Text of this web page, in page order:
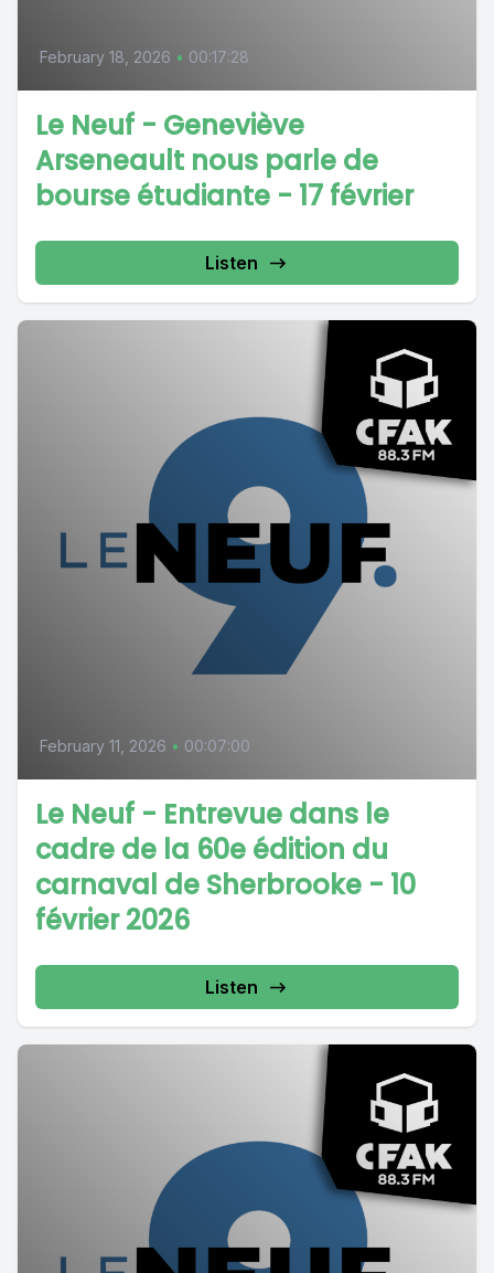
February 18, 2026 • 00:17:28
Le Neuf - Geneviève
Arseneault nous parle de
bourse étudiante - 17 février
Listen
February 11, 2026 • 00:07:00
Le Neuf - Entrevue dans le
cadre de la 60e édition du
carnaval de Sherbrooke - 10
février 2026
Listen